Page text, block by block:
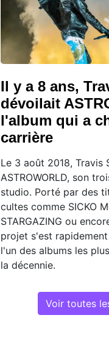
Il y a 8 ans,
dévoilait
l'album qui a
carrière
Le 3 août 2018, Travis
ASTROWORLD, son
studio. Porté par des
cultes comme SICKO
STARGAZING ou
projet s'est
l'un des albums les
la décennie.
Voir toutes